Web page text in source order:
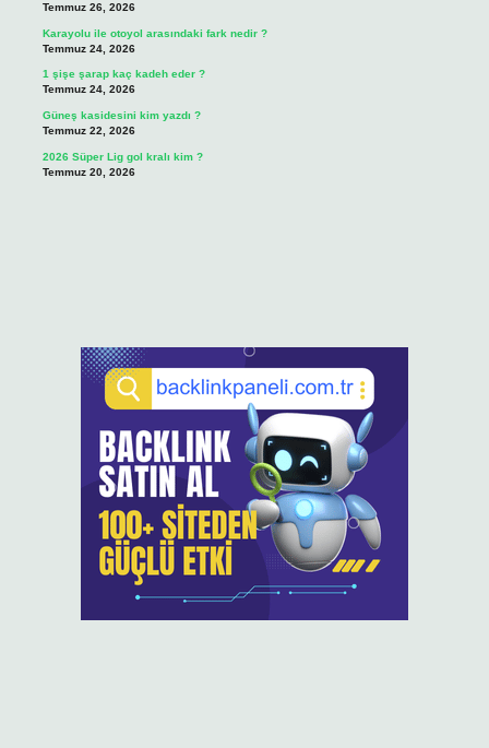
Temmuz 26, 2026
Karayolu ile otoyol arasındaki fark nedir ?
Temmuz 24, 2026
1 şişe şarap kaç kadeh eder ?
Temmuz 24, 2026
Güneş kasidesini kim yazdı ?
Temmuz 22, 2026
2026 Süper Lig gol kralı kim ?
Temmuz 20, 2026